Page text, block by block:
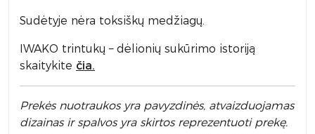
Sudėtyje nėra toksiškų medžiagų.
IWAKO trintukų – dėlionių sukūrimo istoriją
skaitykite čia.
Prekės nuotraukos yra pavyzdinės, atvaizduojamas
dizainas ir spalvos yra skirtos reprezentuoti prekę.